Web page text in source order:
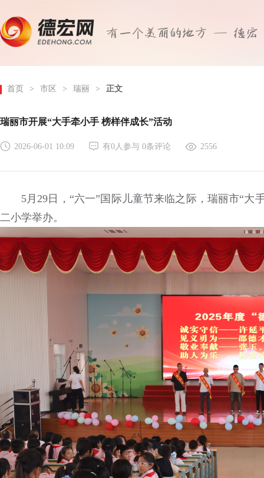
首页 > 市区 > 瑞丽 > 正文
瑞丽市开展“大手牵小手 榜样伴成长”活动
2026-06-01 10:09 有0人参与 0条评论 2556
5月29日，“六一”国际儿童节来临之际，瑞丽市“
二小学举办。